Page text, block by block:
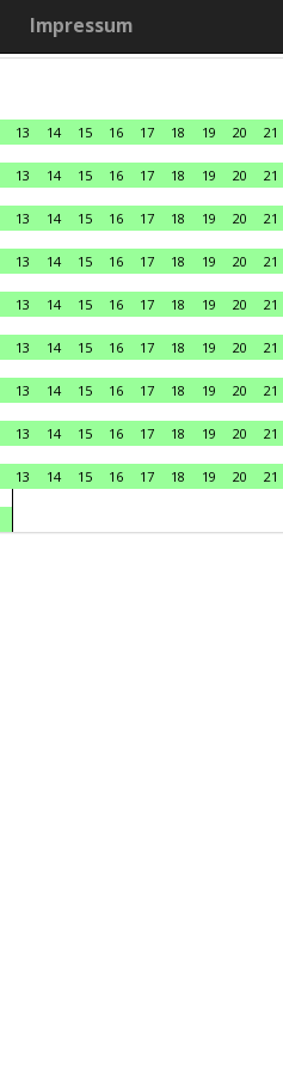
Impressum
13 14 15 16 17 18 19 20 21
13 14 15 16 17 18 19 20 21
13 14 15 16 17 18 19 20 21
13 14 15 16 17 18 19 20 21
13 14 15 16 17 18 19 20 21
13 14 15 16 17 18 19 20 21
13 14 15 16 17 18 19 20 21
13 14 15 16 17 18 19 20 21
13 14 15 16 17 18 19 20 21